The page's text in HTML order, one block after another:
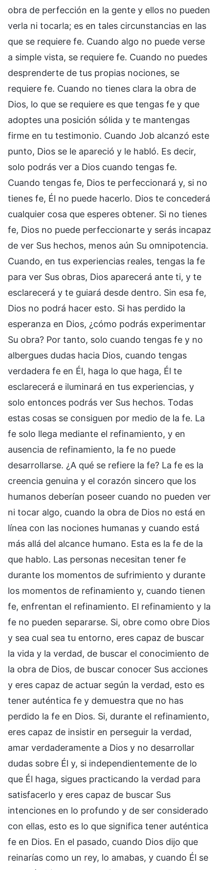
obra de perfección en la gente y ellos no pueden
verla ni tocarla; es en tales circunstancias en las
que se requiere fe. Cuando algo no puede verse
a simple vista, se requiere fe. Cuando no puedes
desprenderte de tus propias nociones, se
requiere fe. Cuando no tienes clara la obra de
Dios, lo que se requiere es que tengas fe y que
adoptes una posición sólida y te mantengas
firme en tu testimonio. Cuando Job alcanzó este
punto, Dios se le apareció y le habló. Es decir,
solo podrás ver a Dios cuando tengas fe.
Cuando tengas fe, Dios te perfeccionará y, si no
tienes fe, Él no puede hacerlo. Dios te concederá
cualquier cosa que esperes obtener. Si no tienes
fe, Dios no puede perfeccionarte y serás incapaz
de ver Sus hechos, menos aún Su omnipotencia.
Cuando, en tus experiencias reales, tengas la fe
para ver Sus obras, Dios aparecerá ante ti, y te
esclarecerá y te guiará desde dentro. Sin esa fe,
Dios no podrá hacer esto. Si has perdido la
esperanza en Dios, ¿cómo podrás experimentar
Su obra? Por tanto, solo cuando tengas fe y no
albergues dudas hacia Dios, cuando tengas
verdadera fe en Él, haga lo que haga, Él te
esclarecerá e iluminará en tus experiencias, y
solo entonces podrás ver Sus hechos. Todas
estas cosas se consiguen por medio de la fe. La
fe solo llega mediante el refinamiento, y en
ausencia de refinamiento, la fe no puede
desarrollarse. ¿A qué se refiere la fe? La fe es la
creencia genuina y el corazón sincero que los
humanos deberían poseer cuando no pueden ver
ni tocar algo, cuando la obra de Dios no está en
línea con las nociones humanas y cuando está
más allá del alcance humano. Esta es la fe de la
que hablo. Las personas necesitan tener fe
durante los momentos de sufrimiento y durante
los momentos de refinamiento y, cuando tienen
fe, enfrentan el refinamiento. El refinamiento y la
fe no pueden separarse. Si, obre como obre Dios
y sea cual sea tu entorno, eres capaz de buscar
la vida y la verdad, de buscar el conocimiento de
la obra de Dios, de buscar conocer Sus acciones
y eres capaz de actuar según la verdad, esto es
tener auténtica fe y demuestra que no has
perdido la fe en Dios. Si, durante el refinamiento,
eres capaz de insistir en perseguir la verdad,
amar verdaderamente a Dios y no desarrollar
dudas sobre Él y, si independientemente de lo
que Él haga, sigues practicando la verdad para
satisfacerlo y eres capaz de buscar Sus
intenciones en lo profundo y de ser considerado
con ellas, esto es lo que significa tener auténtica
fe en Dios. En el pasado, cuando Dios dijo que
reinarías como un rey, lo amabas, y cuando Él se